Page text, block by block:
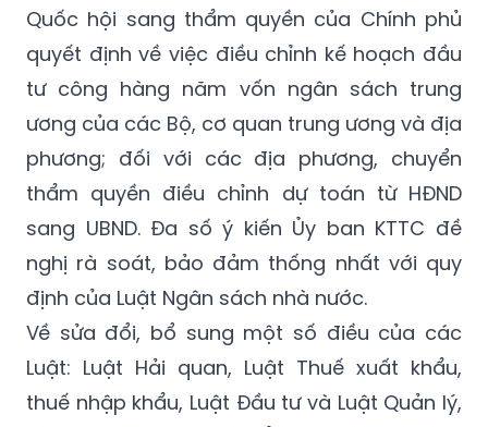
Quốc hội sang thẩm quyền của Chính phủ
quyết định về việc điều chỉnh kế hoạch đầu
tư công hàng năm vốn ngân sách trung
ương của các Bộ, cơ quan trung ương và địa
phương; đối với các địa phương, chuyển
thẩm quyền điều chỉnh dự toán từ HĐND
sang UBND. Đa số ý kiến Ủy ban KTTC đề
nghị rà soát, bảo đảm thống nhất với quy
định của Luật Ngân sách nhà nước.
Về sửa đổi, bổ sung một số điều của các
Luật: Luật Hải quan, Luật Thuế xuất khẩu,
thuế nhập khẩu, Luật Đầu tư và Luật Quản lý,